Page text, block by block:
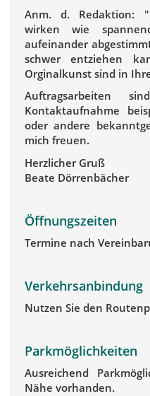
Anm. d. Redaktion:
wirken wie
aufeinander
schwer entziehen
Orginalkunst sind in
Auftragsarbeiten
Kontaktaufnahme
oder andere
mich freuen.
Herzlicher Gruß
Beate Dörrenbächer
Öffnungszeiten
Termine nach
Verkehrsanbindung
Nutzen Sie den
Parkmöglichkeiten
Ausreichend
Nähe vorhanden.